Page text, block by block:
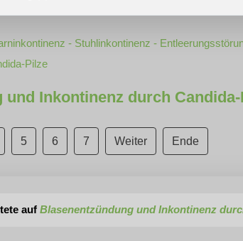
- Stuhlinkontinenz -
Pilze
und Inkontinenz durch
5 6 7 Weiter Ende
auf Blasenentzündung und Inkontinenz